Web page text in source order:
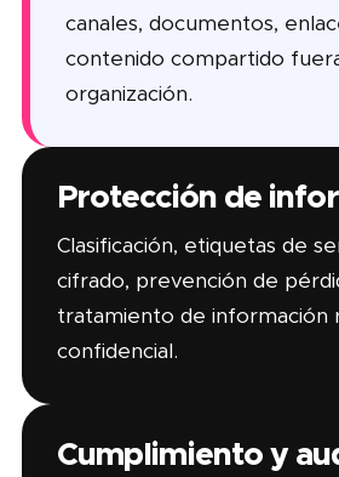
canales, documentos,
contenido compartido
organización.
Protección de
Clasificación, etiquetas de
cifrado, prevención de
tratamiento de información
confidencial.
Cumplimiento y